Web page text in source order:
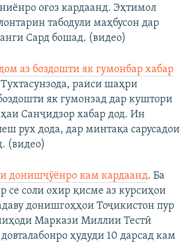
оғоз кардаанд. Эҳтимол
табодули маҳбусон дар
Сард бошад. (видео)
аз боздошти як гумонбар хабар
раиси шаҳри
як гумонзад дар куштори
Санҷидзор хабар дод. Ин
рух дода, дар минтақа сарусадои
(видео)
донишҷӯёнро кам кардаанд. Ба
се соли охир қисме аз курсиҳои
донишгоҳҳои Тоҷикистон пур
Маркази Миллии Тестӣ
ҳудуди 10 дарсад кам